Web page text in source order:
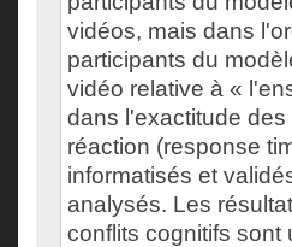
vidéos, mais dans
participants du
vidéo relative à «
dans l'exactitude
réaction (response
informatisés et
analysés. Les
conflits cognitifs sont